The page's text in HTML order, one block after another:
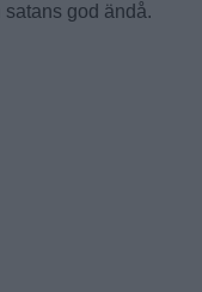
satans god ändå.